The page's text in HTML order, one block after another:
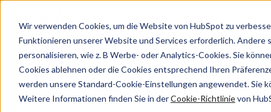
Wir verwenden Cookies, um die Website von HubSpot zu
Funktionieren unserer Website und Services erforderlich. Andere
personalisieren, wie z. B Werbe- oder Analytics-Cookies. Sie
Cookies ablehnen oder die Cookies entsprechend Ihren
werden unsere Standard-Cookie-Einstellungen angewendet. Sie
Weitere Informationen finden Sie in derCookie-Richtlinievon
Legal Center